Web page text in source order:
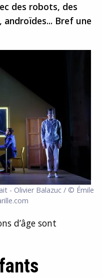
des robots, des
Bref une
- Olivier Balazuc / © Émile
d’âge sont